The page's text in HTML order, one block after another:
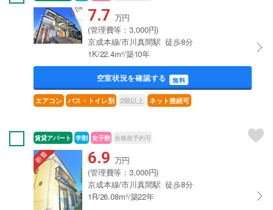
7.7 万円
(管理費等：3,000円)
京成本線/市川真間駅 徒歩8分
1K/22.4m²/築10年
空室状況を確認する 無料
エアコン バス・トイレ別 2階以上 ネット接続可
賃貸アパート 学割 女子割 合格前予約可
6.9 万円
(管理費等：3,000円)
京成本線/市川真間駅 徒歩8分
1R/26.08m²/築22年